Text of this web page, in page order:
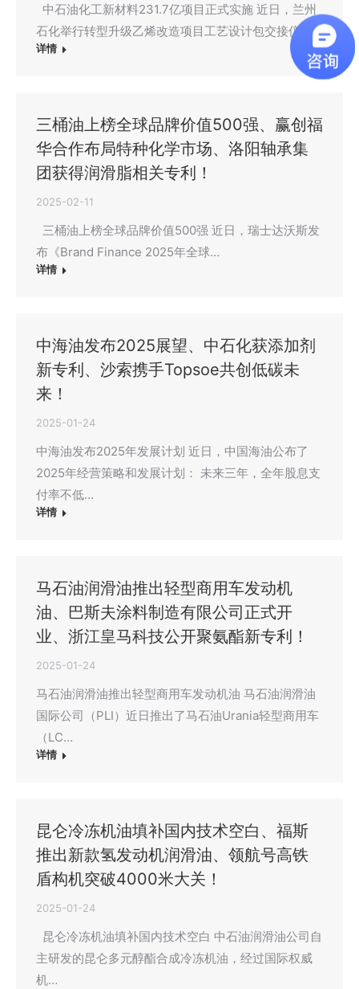
中石油化工新材料231.7亿项目正式实施 近日，兰州
石化举行转型升级乙烯改造项目工艺设计包交接仪…
详情
三桶油上榜全球品牌价值500强、赢创福
华合作布局特种化学市场、洛阳轴承集
团获得润滑脂相关专利！
2025-02-11
三桶油上榜全球品牌价值500强 近日，瑞士达沃斯发
布《Brand Finance 2025年全球…
详情
中海油发布2025展望、中石化获添加剂
新专利、沙索携手Topsoe共创低碳未
来！
2025-01-24
中海油发布2025年发展计划 近日，中国海油公布了
2025年经营策略和发展计划： 未来三年，全年股息支
付率不低…
详情
马石油润滑油推出轻型商用车发动机
油、巴斯夫涂料制造有限公司正式开
业、浙江皇马科技公开聚氨酯新专利！
2025-01-24
马石油润滑油推出轻型商用车发动机油 马石油润滑油
国际公司（PLI）近日推出了马石油Urania轻型商用车
（LC…
详情
昆仑冷冻机油填补国内技术空白、福斯
推出新款氢发动机润滑油、领航号高铁
盾构机突破4000米大关！
2025-01-24
昆仑冷冻机油填补国内技术空白 中石油润滑油公司自
主研发的昆仑多元醇酯合成冷冻机油，经过国际权威
机…